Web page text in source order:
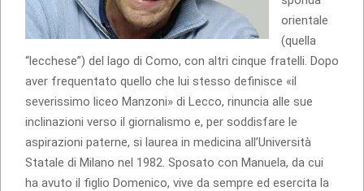
orientale
(quella
“lecchese”) del lago di Como, con altri cinque fratelli. Dopo
aver frequentato quello che lui stesso definisce «il
severissimo liceo Manzoni» di Lecco, rinuncia alle sue
inclinazioni verso il giornalismo e, per soddisfare le
aspirazioni paterne, si laurea in medicina all’Università
Statale di Milano nel 1982. Sposato con Manuela, da cui
ha avuto il figlio Domenico, vive da sempre ed esercita la